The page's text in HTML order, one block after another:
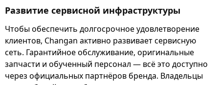
Развитие сервисной инфраструктуры
Чтобы обеспечить долгосрочное удовлетворение
клиентов, Changan активно развивает сервисную
сеть. Гарантийное обслуживание, оригинальные
запчасти и обученный персонал — всё это доступно
через официальных партнёров бренда. Владельцы